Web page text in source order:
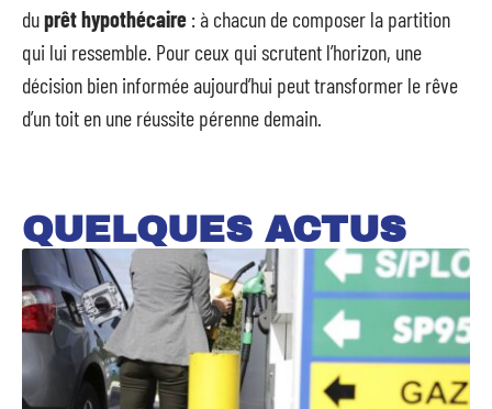
duprêt hypothécaire : à chacun de composer la partition
qui lui ressemble. Pour ceux qui scrutent l’horizon, une
décision bien informée aujourd’hui peut transformer le rêve
d’un toit en une réussite pérenne demain.
QUELQUES ACTUS